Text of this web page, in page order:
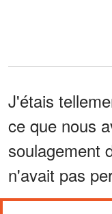
J'étais
ce que nous
soulagement
n'avait pas